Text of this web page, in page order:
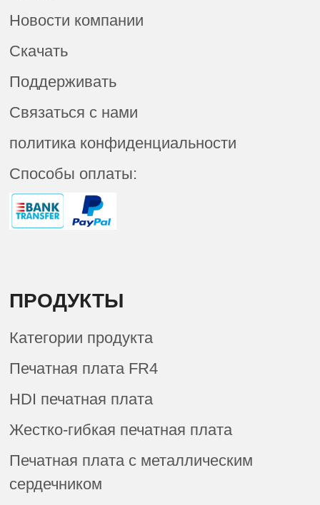
Новости компании
Скачать
Поддерживать
Связаться с нами
политика конфиденциальности
Способы оплаты:
ПРОДУКТЫ
Категории продукта
Печатная плата FR4
HDI печатная плата
Жестко-гибкая печатная плата
Печатная плата с металлическим
сердечником